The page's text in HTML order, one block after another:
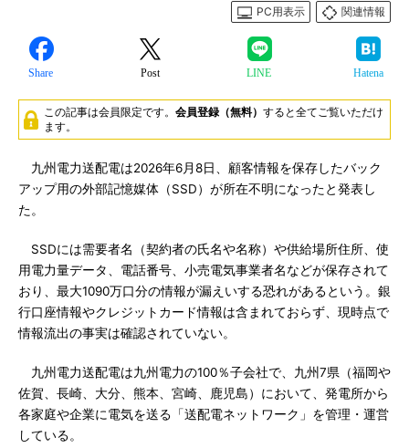
PC用表示
関連情報
Share Post LINE Hatena
この記事は会員限定です。 会員登録（無料） すると全てご覧いただけ
ます。
九州電力送配電は2026年6月8日、顧客情報を保存したバック
アップ用の外部記憶媒体（SSD）が所在不明になったと発表し
た。
SSDには需要者名（契約者の氏名や名称）や供給場所住所、使
用電力量データ、電話番号、小売電気事業者名などが保存されて
おり、最大1090万口分の情報が漏えいする恐れがあるという。銀
行口座情報やクレジットカード情報は含まれておらず、現時点で
情報流出の事実は確認されていない。
九州電力送配電は九州電力の100％子会社で、九州7県（福岡や
佐賀、長崎、大分、熊本、宮崎、鹿児島）において、発電所から
各家庭や企業に電気を送る「送配電ネットワーク」を管理・運営
している。